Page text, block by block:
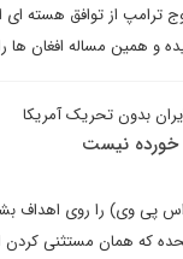
ترامپ از توافق هسته
و همین مساله افغان
بدون تحریک آمریکا
نیست
(اس پی وی) را روی اهداف
که همان مستثنی کردن